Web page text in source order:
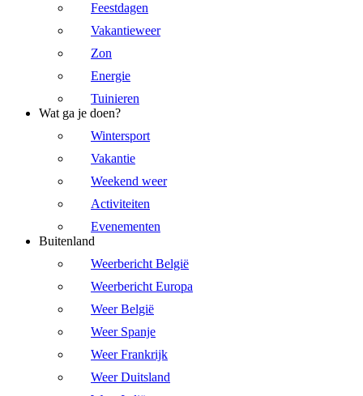
Feestdagen
Vakantieweer
Zon
Energie
Tuinieren
Wat ga je doen?
Wintersport
Vakantie
Weekend weer
Activiteiten
Evenementen
Buitenland
Weerbericht België
Weerbericht Europa
Weer België
Weer Spanje
Weer Frankrijk
Weer Duitsland